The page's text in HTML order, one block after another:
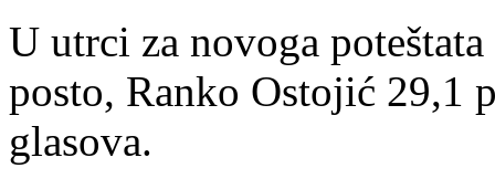
U utrci za novoga
posto, Ranko Ostojić 29,1
glasova.